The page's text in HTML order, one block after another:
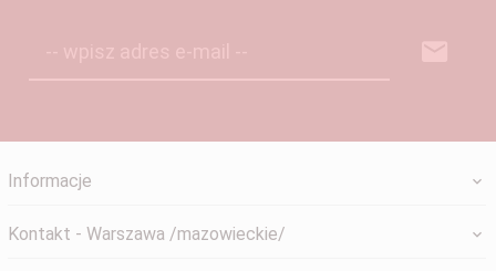
Informacje
Kontakt - Warszawa /mazowieckie/